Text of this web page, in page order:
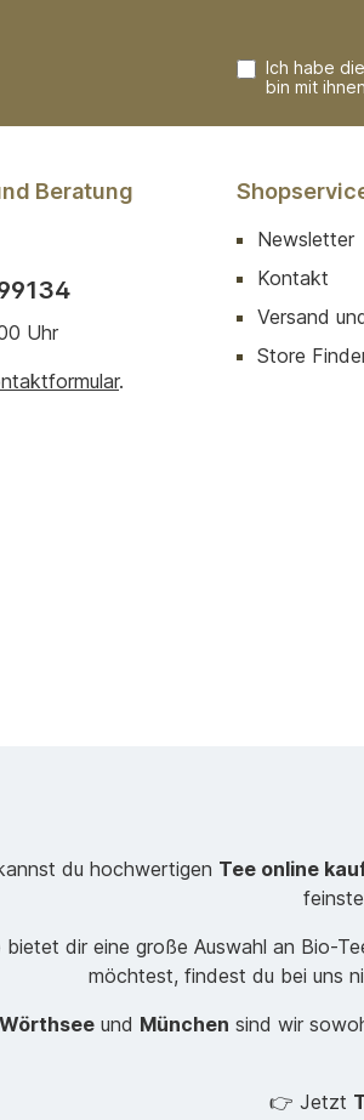
Ich habe die
bin mit
Beratung
Uhr
.
Newsletter
Kontakt
Versand
Store
du hochwertigen Tee online
bietet dir eine große Auswahl an Bio-
möchtest, findest du bei uns
Wörthseeund München sind wir
👉 Jetzt